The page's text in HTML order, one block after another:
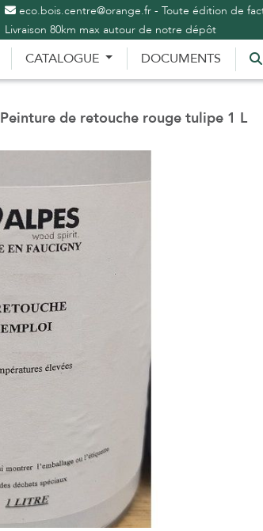
eco.bois.centre@orange.fr - Toute édition de
Livraison 80km max autour de notre dépôt
CATALOGUE DOCUMENTS
Peinture de retouche rouge tulipe 1 L